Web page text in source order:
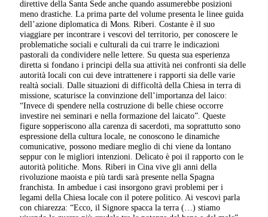
direttive della Santa Sede anche quando assumerebbe posizioni
meno drastiche. La prima parte del volume presenta le linee guida
dell’azione diplomatica di Mons. Riberi. Costante è il suo
viaggiare per incontrare i vescovi del territorio, per conoscere le
problematiche sociali e culturali da cui trarre le indicazioni
pastorali da condividere nelle lettere. Su questa sua esperienza
diretta si fondano i principi della sua attività nei confronti sia delle
autorità locali con cui deve intrattenere i rapporti sia delle varie
realtà sociali. Dalle situazioni di difficoltà della Chiesa in terra di
missione, scaturisce la convinzione dell’importanza del laico:
“Invece di spendere nella costruzione di belle chiese occorre
investire nei seminari e nella formazione del laicato”. Queste
figure sopperiscono alla carenza di sacerdoti, ma soprattutto sono
espressione della cultura locale, ne conoscono le dinamiche
comunicative, possono mediare meglio di chi viene da lontano
seppur con le migliori intenzioni. Delicato è poi il rapporto con le
autorità politiche. Mons. Riberi in Cina vive gli anni della
rivoluzione maoista e più tardi sarà presente nella Spagna
franchista. In ambedue i casi insorgono gravi problemi per i
legami della Chiesa locale con il potere politico. Ai vescovi parla
con chiarezza: “Ecco, il Signore spacca la terra (…) stiamo